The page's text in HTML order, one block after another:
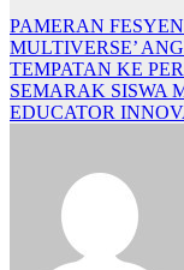
PAMERAN
MULTIVERSE’
TEMPATAN KE
SEMARAK SISWA
EDUCATOR